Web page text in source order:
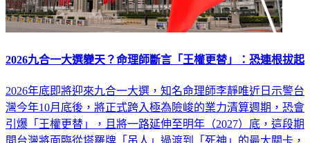
2026九合一大選變天？命理師斷言「王權更替」：恐連根拔起
2026年底即將迎來九合一大選，知名命理師李靜唯近日示警台
灣今年10月底後，將正式跨入極為險峻的業力清算週期，恐會
引爆「王權更替」，且將一路延伸至明年（2027）底，這段期
間台灣將面臨從塔羅牌「吊人」過渡到「死神」的最大關卡，